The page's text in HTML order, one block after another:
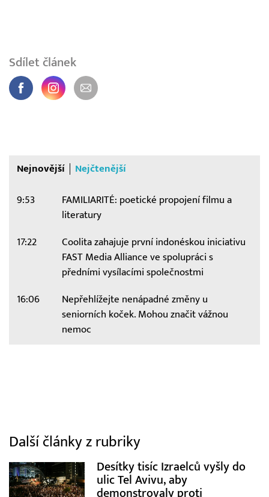
Sdílet článek
Nejnovější Nejčtenější
9:53
FAMILIARITÉ: poetické propojení filmu a
literatury
17:22
Coolita zahajuje první indonéskou iniciativu
FAST Media Alliance ve spolupráci s
předními vysílacími společnostmi
16:06
Nepřehlížejte nenápadné změny u
seniorních koček. Mohou značit vážnou
nemoc
Další články z rubriky
Desítky tisíc Izraelců vyšly do
ulic Tel Avivu, aby
demonstrovaly proti